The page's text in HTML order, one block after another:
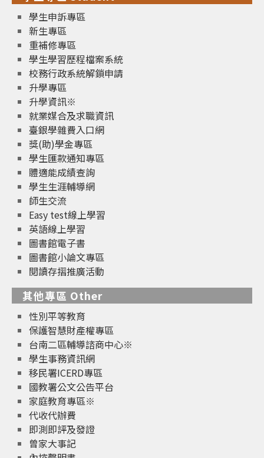
學生申訴專區
新生專區
重補修專區
學生學習歷程檔案系統
校務行政系統解鎖申請
升學專區
升學資訊※
就業媒合及求職資訊
臺銀學雜費入口網
獎(助)學金專區
學生匯款通知專區
體適能成績查詢
學生生涯輔導網
師生交流
Easy test線上學習
英語線上學習
圖書館電子書
圖書館小論文專區
閱讀存摺推廣活動
其他專區 Other
性別平等教育
保護智慧財產權專區
台南二區輔導諮商中心※
學生事務資訊網
移民署ICERD專區
國教署公文公告平台
家庭教育專區※
代收代辦費
即測即評及發證
曾家大事記